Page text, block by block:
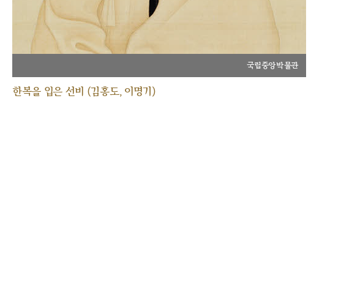
국립중앙박물관
한복을 입은 선비 (김홍도, 이명기)